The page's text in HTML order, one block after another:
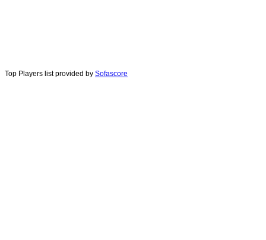
Top Players list provided by Sofascore